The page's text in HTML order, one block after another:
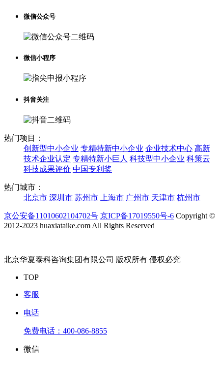
微信公众号
微信小程序
抖音关注
热门项目：
创新型中小企业 专精特新中小企业 企业技术中心 高新
技术企业认定 专精特新小巨人 科技型中小企业 科策云
科技成果评价 中国专利奖
热门城市：
北京市 深圳市 苏州市 上海市 广州市 天津市 杭州市
京公安备11010602104702号 京ICP备17019550号-6 Copyright ©
2012-2023 huaxiataike.com All Rights Reserved
北京华夏泰科咨询集团有限公司 版权所有 侵权必究
TOP
客服
电话
免费电话： 400-086-8855
微信